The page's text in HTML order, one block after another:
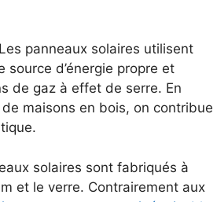
panneaux​ solaires utilisent
source ​d’énergie propre et
de gaz⁤ à effet de serre. En
maisons⁤ en bois, on contribue
solaires sont fabriqués à
et le ⁣verre. Contrairement aux⁢